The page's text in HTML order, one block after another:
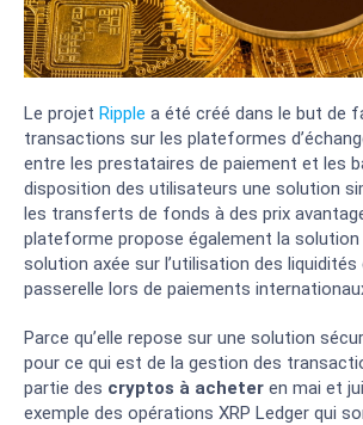
Le projet Ripple a été créé dans le but de
transactions sur les plateformes
entre les prestataires de paiement et les
disposition des utilisateurs une solution
les transferts de fonds à des prix
plateforme propose également la solution
solution axée sur l’utilisation des liquidités
passerelle lors de paiements
Parce qu’elle repose sur une solution
pour ce qui est de la gestion des
partie des cryptos à acheter en mai et
exemple des opérations XRP Ledger qui